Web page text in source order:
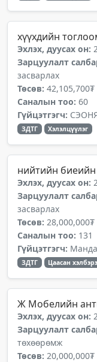
хүүхдийн
Эхлэх, дуусах он:
Зарцуулалт
засварлах
Төсөв: 42,105,700₮
Саналын тоо: 60
Гүйцэтгэгч:
ЗДТГ Хэлэлцүүлэг
нийтийн
Эхлэх, дуусах он:
Зарцуулалт
засварлах
Төсөв: 28,000,000₮
Саналын тоо: 131
Гүйцэтгэгч:
ЗДТГ Цаасан
Ж Мобелийн
Эхлэх, дуусах он:
Зарцуулалт
төхөөрөмж
Төсөв: 20,000,000₮